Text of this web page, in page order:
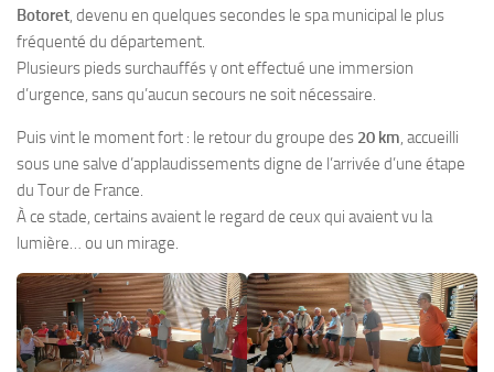
Botoret, devenu en quelques secondes le spa municipal le plus
fréquenté du département.
Plusieurs pieds surchauffés y ont effectué une immersion
d’urgence, sans qu’aucun secours ne soit nécessaire.
Puis vint le moment fort : le retour du groupe des 20 km, accueilli
sous une salve d’applaudissements digne de l’arrivée d’une étape
du Tour de France.
À ce stade, certains avaient le regard de ceux qui avaient vu la
lumière… ou un mirage.